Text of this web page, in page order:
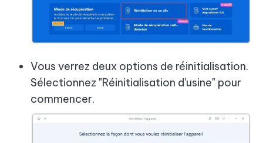
Vous verrez deux options de réinitialisation.
Sélectionnez "Réinitialisation d'usine" pour
commencer.